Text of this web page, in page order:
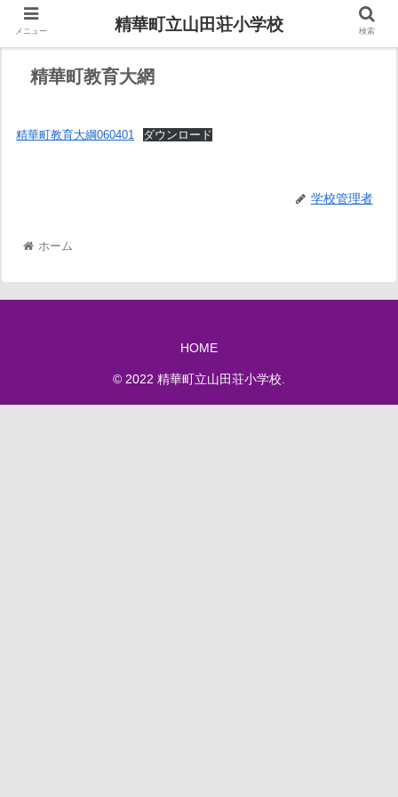
精華町教育大網
精華町教育大綱060401 ダウンロード
学校管理者
ホーム
HOME
© 2022 精華町立山田荘小学校.
メニュー 精華町立山田荘小学校 検索